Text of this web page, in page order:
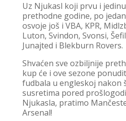
Uz Njukasl koji prvu i
prethodne godine, po
osvoje još i VBA, KPR,
Luton, Svindon, Svonsi,
Junajted i Blekburn Rovers.
Shvaćen sve ozbiljnije
kup će i ove sezone
fudbala u engleskoj nakon
susretima pored
Njukasla, pratimo
Arsenal!